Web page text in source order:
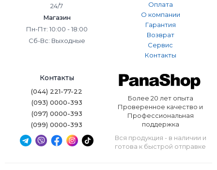
24/7
Магазин
Пн-Пт: 10:00 - 18:00
Сб-Вс: Выходные
Оплата
О компании
Гарантия
Возврат
Сервис
Контакты
Контакты
(044) 221-77-22
(093) 0000-393
(097) 0000-393
(099) 0000-393
Более 20 лет опыта
Проверенное качество и
Профессиональная
поддержка
Вся продукция - в наличии и
готова к быстрой отправке